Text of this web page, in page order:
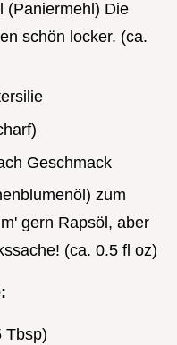
(Paniermehl) Die
schön locker. (ca.
Geschmack
zum
gern Rapsöl, aber
(ca. 0.5 fl oz)
Tbsp)